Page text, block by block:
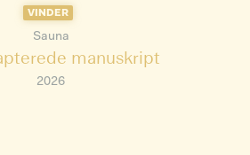
VINDER
Sauna
manuskript
2026